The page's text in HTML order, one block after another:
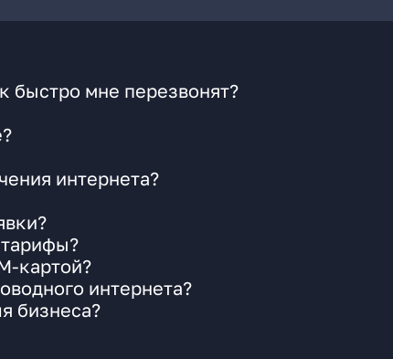
быстро мне перезвонят?
интернета?
картой?
интернета?
бизнеса?